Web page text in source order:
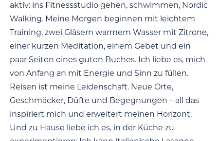
aktiv: ins Fitnessstudio gehen, schwimmen, Nordic
Walking. Meine Morgen beginnen mit leichtem
Training, zwei Gläsern warmem Wasser mit Zitrone,
einer kurzen Meditation, einem Gebet und ein
paar Seiten eines guten Buches. Ich liebe es, mich
von Anfang an mit Energie und Sinn zu füllen.
Reisen ist meine Leidenschaft. Neue Orte,
Geschmäcker, Düfte und Begegnungen – all das
inspiriert mich und erweitert meinen Horizont.
Und zu Hause liebe ich es, in der Küche zu